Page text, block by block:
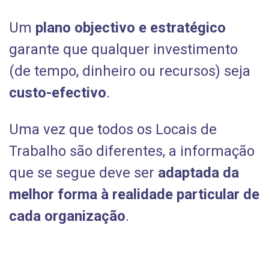
Um plano objectivo e estratégico
garante que qualquer investimento
(de tempo, dinheiro ou recursos) seja
custo-efectivo.
Uma vez que todos os Locais de
Trabalho são diferentes, a informação
que se segue deve ser adaptada da
melhor forma à realidade particular de
cada organização.